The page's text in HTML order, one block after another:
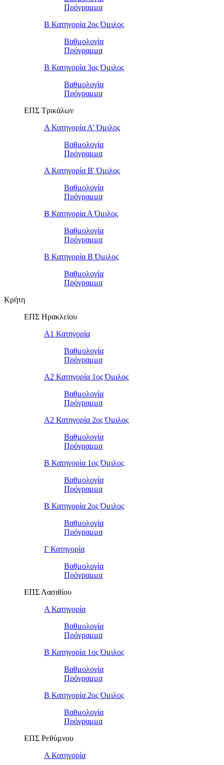
Πρόγραμμα
Β Κατηγορία 2ος Όμιλος
Βαθμολογία
Πρόγραμμα
Β Κατηγορία 3ος Όμιλος
Βαθμολογία
Πρόγραμμα
ΕΠΣ Τρικάλων
Α Κατηγορία Α' Όμιλος
Βαθμολογία
Πρόγραμμα
Α Κατηγορία Β' Όμιλος
Βαθμολογία
Πρόγραμμα
Β Κατηγορία Α Όμιλος
Βαθμολογία
Πρόγραμμα
Β Κατηγορία Β Όμιλος
Βαθμολογία
Πρόγραμμα
Κρήτη
ΕΠΣ Ηρακλείου
Α1 Κατηγορία
Βαθμολογία
Πρόγραμμα
Α2 Κατηγορία 1ος Όμιλος
Βαθμολογία
Πρόγραμμα
Α2 Κατηγορία 2ος Όμιλος
Βαθμολογία
Πρόγραμμα
Β Κατηγορία 1ος Όμιλος
Βαθμολογία
Πρόγραμμα
Β Κατηγορία 2ος Όμιλος
Βαθμολογία
Πρόγραμμα
Γ Κατηγορία
Βαθμολογία
Πρόγραμμα
ΕΠΣ Λασιθίου
Α Κατηγορία
Βαθμολογία
Πρόγραμμα
Β Κατηγορία 1ος Όμιλος
Βαθμολογία
Πρόγραμμα
Β Κατηγορία 2ος Όμιλος
Βαθμολογία
Πρόγραμμα
ΕΠΣ Ρεθύμνου
Α Κατηγορία